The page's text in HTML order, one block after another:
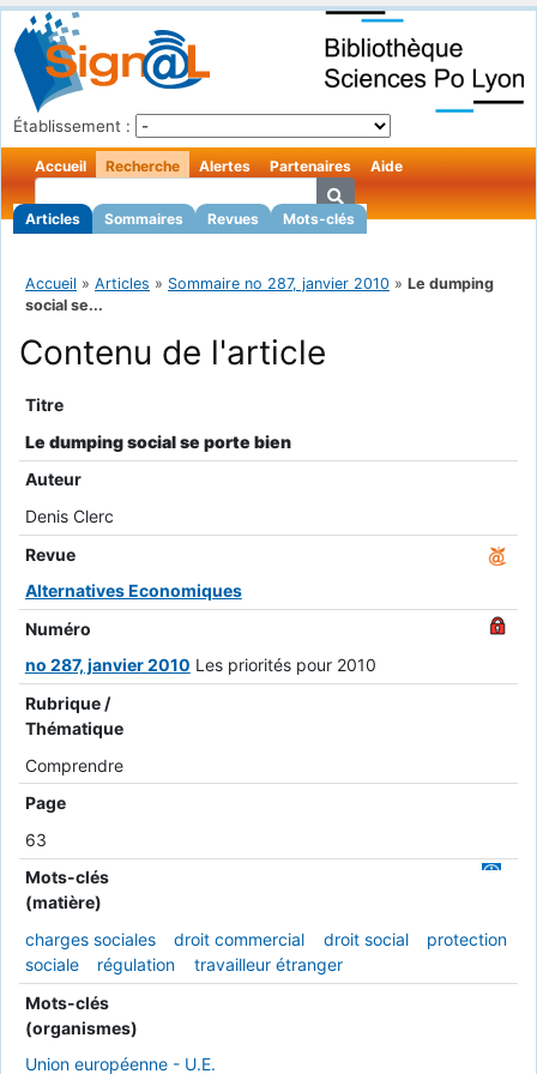
Établissement :
Accueil Recherche
Articles Sommaires Revues Mots-clés
Alertes Partenaires Aide
Accueil » Articles » Sommaire no 287, janvier 2010 » Le dumping
social se...
Contenu de l'article
Titre
Le dumping social se porte bien
Auteur
Denis Clerc
Revue
Alternatives Economiques
Numéro
no 287, janvier 2010 Les priorités pour 2010
Rubrique /
Thématique
Comprendre
Page
63
Mots-clés
(matière)
charges sociales
droit commercial droit social
protection
sociale
régulation
travailleur étranger
Mots-clés
(organismes)
Union européenne - U.E.